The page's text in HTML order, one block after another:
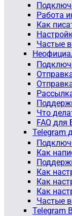
Работа
Как
Частые
Что
FAQ для
Telegram
Как
Как
Как
Как
Частые
Telegram